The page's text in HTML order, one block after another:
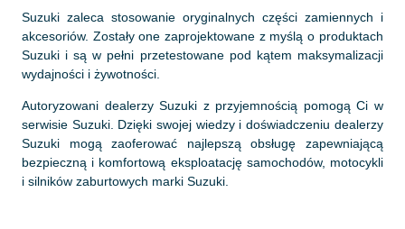
Suzuki zaleca stosowanie oryginalnych części zamiennych i
akcesoriów. Zostały one zaprojektowane z myślą o produktach
Suzuki i są w pełni przetestowane pod kątem maksymalizacji
wydajności i żywotności.
Autoryzowani dealerzy Suzuki z przyjemnością pomogą Ci w
serwisie Suzuki. Dzięki swojej wiedzy i doświadczeniu dealerzy
Suzuki mogą zaoferować najlepszą obsługę zapewniającą
bezpieczną i komfortową eksploatację samochodów, motocykli
i silników zaburtowych marki Suzuki.